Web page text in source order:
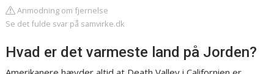
Anmodning om fjernelse
Se det fulde svar på samvirke.dk
Hvad er det varmeste land på Jorden?